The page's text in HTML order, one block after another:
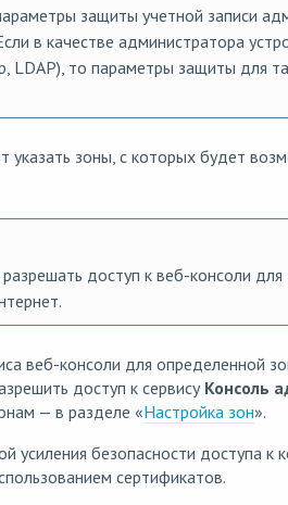
защиты учетной записи
в качестве администратора
LDAP), то параметры защиты для
зоны, с которых будет
доступ к веб-консоли
веб-консоли для определенной
доступ к сервису Консоль
— в разделе «Настройка зон».
усиления безопасности доступа
сертификатов.